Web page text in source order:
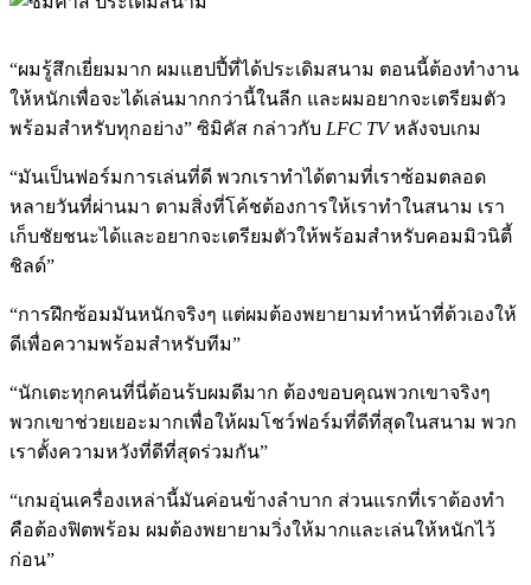
“ผมรู้สึกเยี่ยมมาก ผมแฮปปี้ที่ได้ประเดิมสนาม ตอนนี้ต้องทำงาน
ให้หนักเพื่อจะได้เล่นมากกว่านี้ในลีก และผมอยากจะเตรียมตัว
พร้อมสำหรับทุกอย่าง” ซิมิคัส กล่าวกับ LFC TVหลังจบเกม
“มันเป็นฟอร์มการเล่นที่ดี พวกเราทำได้ตามที่เราซ้อมตลอด
หลายวันที่ผ่านมา ตามสิ่งที่โค้ชต้องการให้เราทำในสนาม เรา
เก็บชัยชนะได้และอยากจะเตรียมตัวให้พร้อมสำหรับคอมมิวนิตี้
ชิลด์”
“การฝึกซ้อมมันหนักจริงๆ แต่ผมต้องพยายามทำหน้าที่ต้วเองให้
ดีเพื่อความพร้อมสำหรับทีม”
“นักเตะทุกคนที่นี่ต้อนร้บผมดีมาก ต้องขอบคุณพวกเขาจริงๆ
พวกเขาช่วยเยอะมากเพื่อให้ผมโชว์ฟอร์มที่ดีที่สุดในสนาม พวก
เราตั้งความหวังที่ดีที่สุดร่วมกัน”
“เกมอุ่นเครื่องเหล่านี้มันค่อนข้างลำบาก ส่วนแรกที่เราต้องทำ
คือต้องฟิตพร้อม ผมต้องพยายามวิ่งให้มากและเล่นให้หนักไว้
ก่อน”